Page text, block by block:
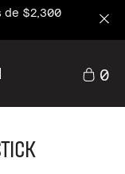
de $2,300
0